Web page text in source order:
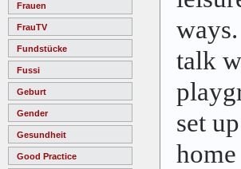
Frauen
FrauTV
Fundstücke
Fussi
Geburt
Gender
Gesundheit
Good Practice
talk
set
home